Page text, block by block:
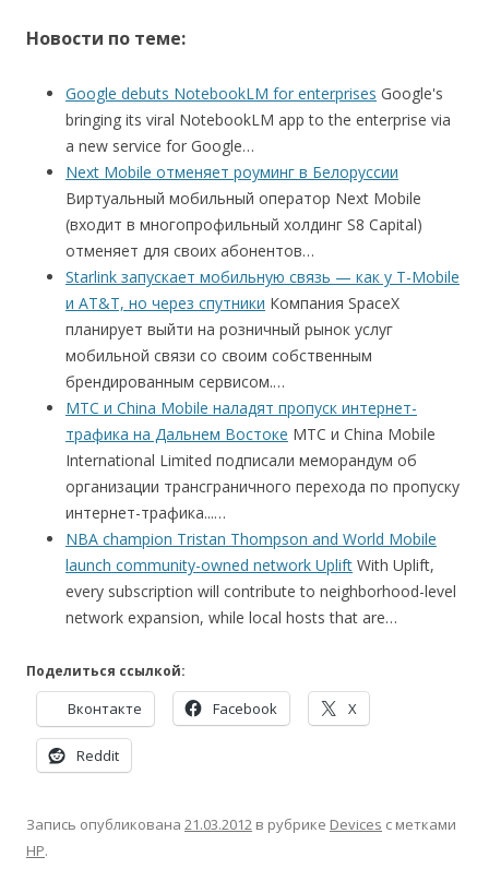
Новости по теме:
Google debuts NotebookLM for enterprises Google's
bringing its viral NotebookLM app to the enterprise via
a new service for Google…
Next Mobile отменяет роуминг в Белоруссии
Виртуальный мобильный оператор Next Mobile
(входит в многопрофильный холдинг S8 Capital)
отменяет для своих абонентов…
Starlink запускает мобильную связь — как у T-Mobile
и AT&T, но через спутники Компания SpaceX
планирует выйти на розничный рынок услуг
мобильной связи со своим собственным
брендированным сервисом.…
МТС и China Mobile наладят пропуск интернет-
трафика на Дальнем Востоке МТС и China Mobile
International Limited подписали меморандум об
организации трансграничного перехода по пропуску
интернет-трафика...…
NBA champion Tristan Thompson and World Mobile
launch community-owned network Uplift With Uplift,
every subscription will contribute to neighborhood-level
network expansion, while local hosts that are…
Поделиться ссылкой:
Вконтакте Facebook X
Reddit
Запись опубликована 21.03.2012 в рубрике Devices с метками
HP.